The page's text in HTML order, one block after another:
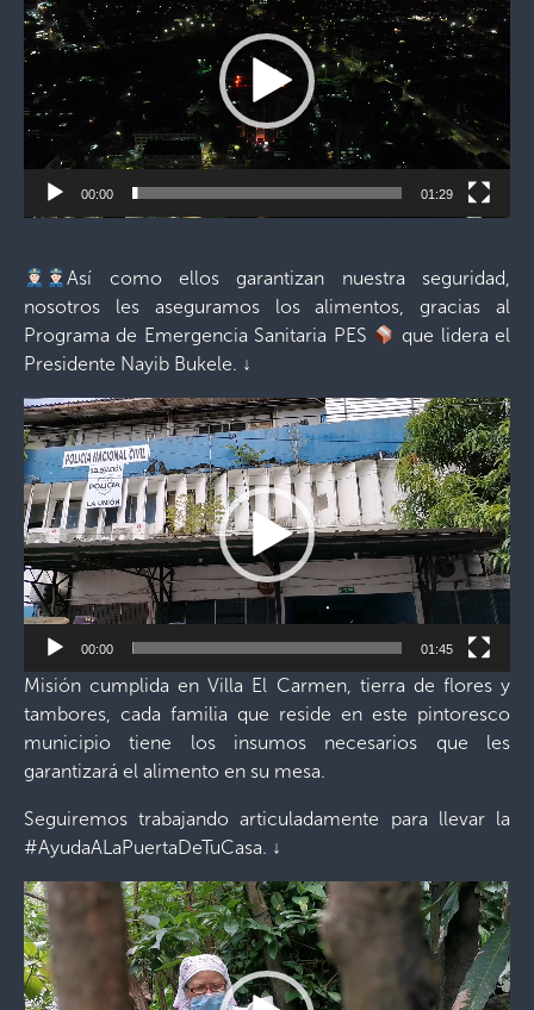
vídeo
00:00 01:29
Así como ellos garantizan nuestra seguridad,
nosotros les aseguramos los alimentos, gracias al
Programa de Emergencia Sanitaria PES
que lidera el
Presidente Nayib Bukele. ↓
Reproductor
de
vídeo
00:00 01:45
Misión cumplida en Villa El Carmen, tierra de flores y
tambores, cada familia que reside en este pintoresco
municipio tiene los insumos necesarios que les
garantizará el alimento en su mesa.
Seguiremos trabajando articuladamente para llevar la
#AyudaALaPuertaDeTuCasa. ↓
Reproductor
de
vídeo